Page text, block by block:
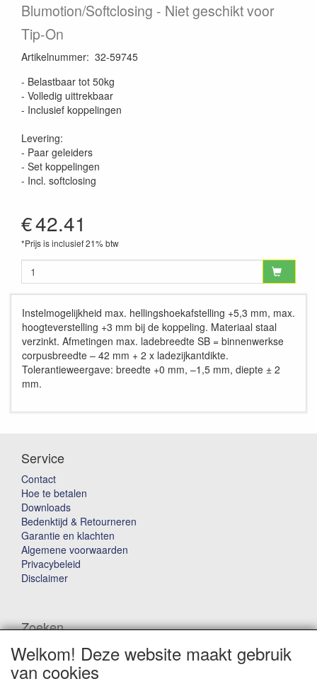
Blumotion/Softclosing - Niet geschikt voor
Tip-On
Artikelnummer: 32-59745
- Belastbaar tot 50kg
- Volledig uittrekbaar
- Inclusief koppelingen
Levering:
- Paar geleiders
- Set koppelingen
- Incl. softclosing
€42.41
*Prijs is inclusief 21% btw
Instelmogelijkheid max. hellingshoekafstelling +5,3 mm, max.
hoogteverstelling +3 mm bij de koppeling. Materiaal staal
verzinkt. Afmetingen max. ladebreedte SB = binnenwerkse
corpusbreedte – 42 mm + 2 x ladezijkantdikte.
Tolerantieweergave: breedte +0 mm, –1,5 mm, diepte ± 2
mm.
Service
Contact
Hoe te betalen
Downloads
Bedenktijd & Retourneren
Garantie en klachten
Algemene voorwaarden
Privacybeleid
Disclaimer
Zoeken
Waar ben je naar op zoek?
Welkom! Deze website maakt gebruik
van cookies